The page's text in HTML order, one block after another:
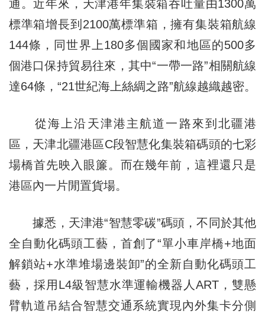
通。近年來，天津港年集裝箱吞吐量由1300萬
標準箱增長到2100萬標準箱，擁有集裝箱航線
144條，同世界上180多個國家和地區的500多
個港口保持貿易往來，其中“一帶一路”相關航線
達64條，“21世紀海上絲綢之路”航線越織越密。
從海上沿天津港主航道一路來到北疆港
區，天津北疆港區C段智慧化集裝箱碼頭的七彩
場橋首先映入眼簾。而在幾年前，這裡還只是
港區內一片閒置貨場。
據悉，天津港“智慧零碳”碼頭，不同於其他
全自動化碼頭工藝，首創了“單小車岸橋+地面
解鎖站+水準堆場邊裝卸”的全新自動化碼頭工
藝，採用L4級智慧水準運輸機器人ART，雙懸
臂軌道吊結合智慧交通系統實現內外集卡分側